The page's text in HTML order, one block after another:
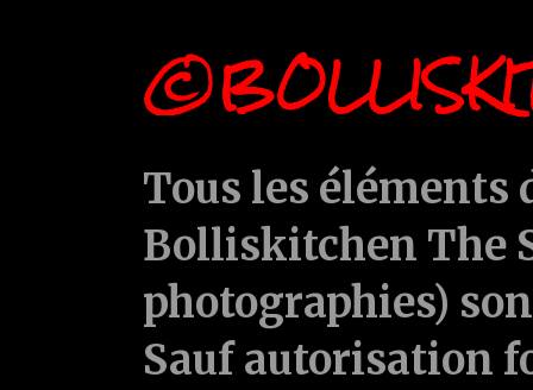
Tous les
Bolliskitchen The
photographies)
Sauf autorisation